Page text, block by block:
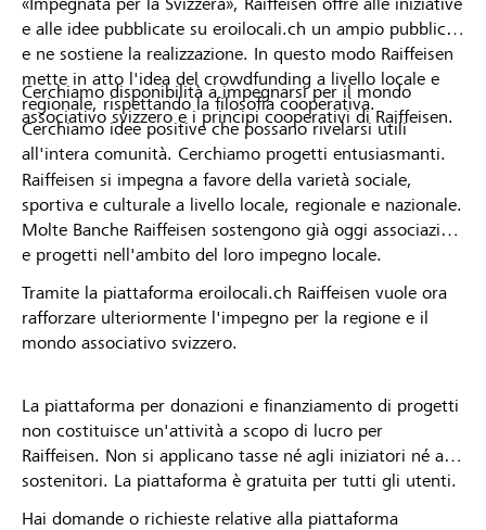
e alle idee pubblicate su eroilocali.ch un ampio pubblico
e ne sostiene la realizzazione. In questo modo Raiffeisen
mette in atto l'idea del crowdfunding a livello locale e
regionale, rispettando la filosofia cooperativa.
Cerchiamo idee positive che possano rivelarsi utili
all'intera comunità. Cerchiamo progetti entusiasmanti.
Cerchiamo disponibilità a impegnarsi per il mondo
associativo svizzero e i principi cooperativi di Raiffeisen.
Raiffeisen si impegna a favore della varietà sociale,
sportiva e culturale a livello locale, regionale e nazionale.
Molte Banche Raiffeisen sostengono già oggi associazioni
e progetti nell'ambito del loro impegno locale.
Tramite la piattaforma eroilocali.ch Raiffeisen vuole ora
rafforzare ulteriormente l'impegno per la regione e il
mondo associativo svizzero.
La piattaforma per donazioni e finanziamento di progetti
non costituisce un'attività a scopo di lucro per
Raiffeisen. Non si applicano tasse né agli iniziatori né ai
sostenitori. La piattaforma è gratuita per tutti gli utenti.
Hai domande o richieste relative alla piattaforma